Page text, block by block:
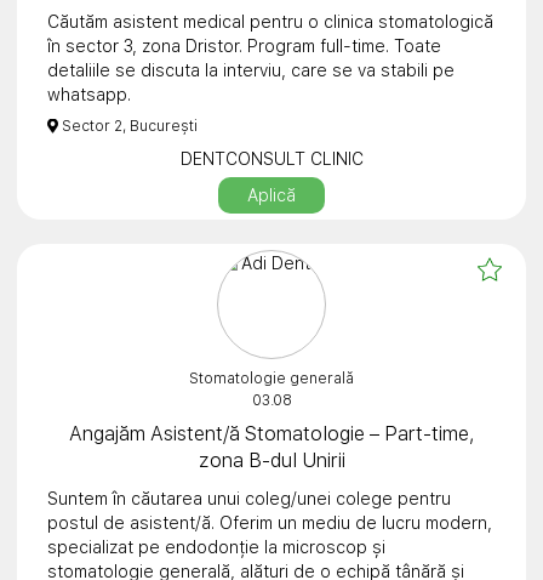
Căutăm asistent medical pentru o clinica stomatologică
în sector 3, zona Dristor. Program full-time. Toate
detaliile se discuta la interviu, care se va stabili pe
whatsapp.
Sector 2, București
DENTCONSULT CLINIC
Aplică
Stomatologie generală
03.08
Angajăm Asistent/ă Stomatologie – Part-time,
zona B-dul Unirii
Suntem în căutarea unui coleg/unei colege pentru
postul de asistent/ă. Oferim un mediu de lucru modern,
specializat pe endodonție la microscop și
stomatologie generală, alături de o echipă tânără și